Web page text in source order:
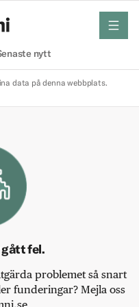
nytt
meny
data på denna webbplats.
gått fel.
problemet så snart
funderingar? Mejla oss